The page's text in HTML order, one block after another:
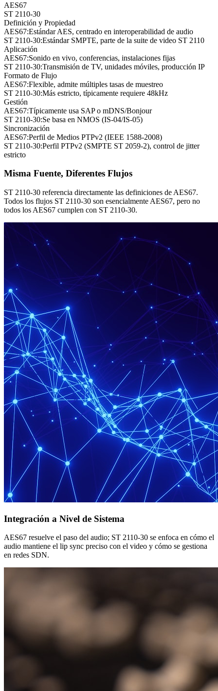
AES67
ST 2110-30
Definición y Propiedad
AES67:Estándar AES, centrado en interoperabilidad de audio
ST 2110-30:Estándar SMPTE, parte de la suite de video ST 2110
Aplicación
AES67:Sonido en vivo, conferencias, instalaciones fijas
ST 2110-30:Transmisión de TV, unidades móviles, producción IP
Formato de Flujo
AES67:Flexible, admite múltiples tasas de muestreo
ST 2110-30:Más estricto, típicamente requiere 48kHz
Gestión
AES67:Típicamente usa SAP o mDNS/Bonjour
ST 2110-30:Se basa en NMOS (IS-04/IS-05)
Sincronización
AES67:Perfil de Medios PTPv2 (IEEE 1588-2008)
ST 2110-30:Perfil PTPv2 (SMPTE ST 2059-2), control de jitter
estricto
Misma Fuente, Diferentes Flujos
ST 2110-30 referencia directamente las definiciones de AES67.
Todos los flujos ST 2110-30 son esencialmente AES67, pero no
todos los AES67 cumplen con ST 2110-30.
Integración a Nivel de Sistema
AES67 resuelve el paso del audio; ST 2110-30 se enfoca en cómo el
audio mantiene el lip sync preciso con el video y cómo se gestiona
en redes SDN.